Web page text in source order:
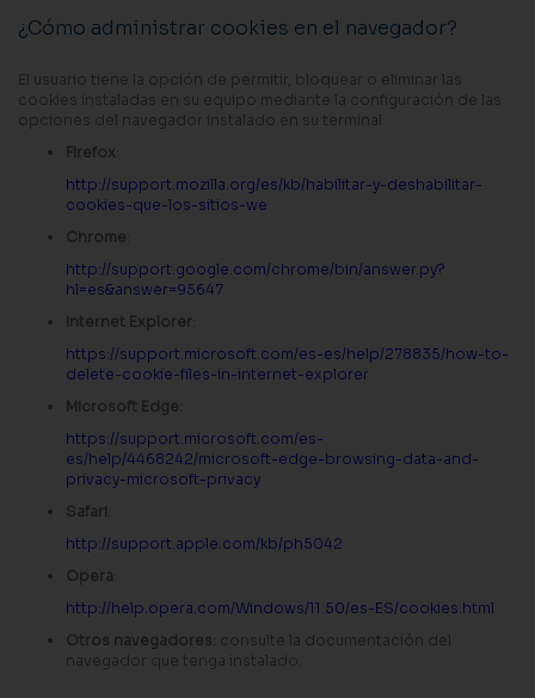
¿Cómo administrar cookies en el navegador?
El usuario tiene la opción de permitir, bloquear o eliminar las
cookies instaladas en su equipo mediante la configuración de las
opciones del navegador instalado en su terminal:
Firefox
http://support.mozilla.org/es/kb/habilitar-y-deshabilitar-
cookies-que-los-sitios-we
Chrome
http://support.google.com/chrome/bin/answer.py?
hl=es&answer=95647
Internet Explorer
https://support.microsoft.com/es-es/help/278835/how-to-
delete-cookie-files-in-internet-explorer
Microsoft Edge:
https://support.microsoft.com/es-
es/help/4468242/microsoft-edge-browsing-data-and-
privacy-microsoft-privacy
Safari
http://support.apple.com/kb/ph5042
Opera
http://help.opera.com/Windows/11.50/es-ES/cookies.html
Otros navegadores: consulte la documentación del
navegador que tenga instalado.